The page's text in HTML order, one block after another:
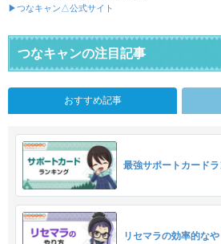
▶つなキャン△公式サイト
つなキャンの注目記事
おすすめ記事
最強サポートカード
リセマラの効率的な